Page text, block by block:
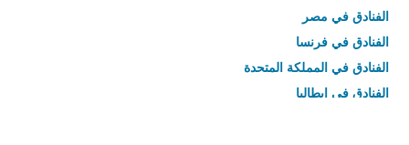
الفنادق في مصر
الفنادق في فرنسا
الفنادق في المملكة المتحدة
الفنادق في إيطاليا